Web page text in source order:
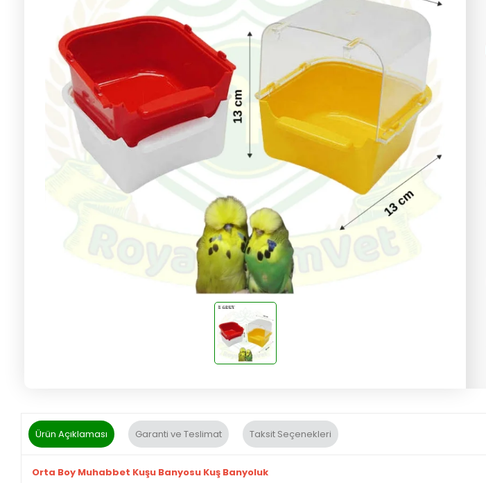
Ürün Açıklaması Garanti ve Teslimat Taksit Seçenekleri
Orta Boy Muhabbet Kuşu Banyosu Kuş Banyoluk